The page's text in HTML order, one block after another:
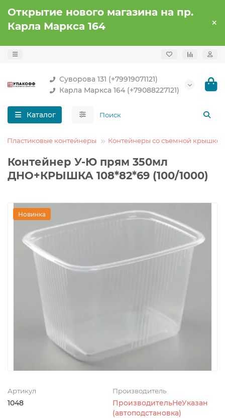
Открытие нового магазина на пр.
Карла Маркса 164
Суворова 131 (+79919071121)
Карла Маркса 164 (+79088227121)
Каталог
Пластиковые контейнеры Контейнеры со съемной крышкой
Контейнер У-Ю прям 350мл
ДНО+КРЫШКА 108*82*69 (100/1000)
Новинка
Артикул
1048
Производитель
ПроизводительНеУказан
(автоподстановка)